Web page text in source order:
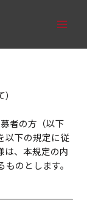
者の方（以下
以下の規定に従
は、本規定の内
のとします。